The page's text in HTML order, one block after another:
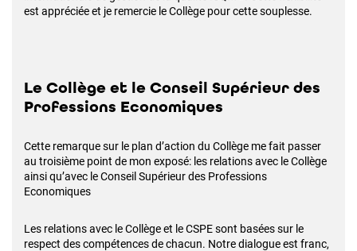
est appréciée et je remercie le Collège pour cette souplesse.
Le Collège et le Conseil Supérieur des
Professions Economiques
Cette remarque sur le plan d’action du Collège me fait passer
au troisième point de mon exposé: les relations avec le Collège
ainsi qu’avec le Conseil Supérieur des Professions
Economiques
Les relations avec le Collège et le CSPE sont basées sur le
respect des compétences de chacun. Notre dialogue est franc,